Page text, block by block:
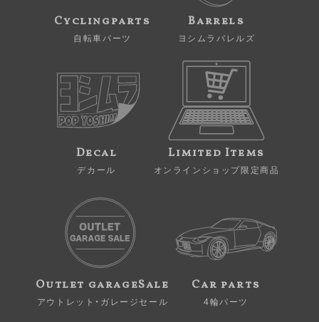
Cyclingparts
自転車パーツ
Barrels
ヨシムラバレルズ
Decal
デカール
Limited Items
オンラインショップ限定商品
Outlet garageSale
アウトレット・ガレージセール
Car parts
4輪パーツ